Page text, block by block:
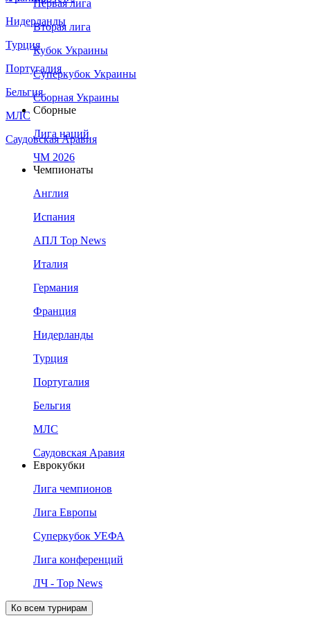
Нидерланды
Турция
Португалия
Бельгия
МЛС
Саудовская Аравия
Первая лига
Вторая лига
Кубок Украины
Суперкубок Украины
Сборная Украины
Сборные
Лига наций
ЧМ 2026
Чемпионаты
Англия
Испания
АПЛ Top News
Италия
Германия
Франция
Нидерланды
Турция
Португалия
Бельгия
МЛС
Саудовская Аравия
Еврокубки
Лига чемпионов
Лига Европы
Суперкубок УЕФА
Лига конференций
ЛЧ - Top News
Ко всем турнирам